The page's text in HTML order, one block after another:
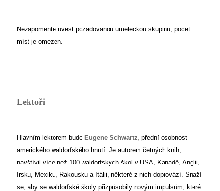
Nezapomeňte uvést požadovanou uměleckou skupinu, počet
míst je omezen.
Lektoři
Hlavním lektorem bude Eugene Schwartz , přední osobnost
amerického waldorfského hnutí. Je autorem četných knih,
navštívil více než 100 waldorfských škol v USA, Kanadě, Anglii,
Irsku, Mexiku, Rakousku a Itálii, některé z nich doprovází. Snaží
se, aby se waldorfské školy přizpůsobily novým impulsům, které